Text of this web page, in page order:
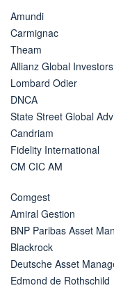
Amundi
Carmignac
Theam
Allianz Global Investors
Lombard Odier
DNCA
State Street Global
Candriam
Fidelity International
CM CIC AM
Comgest
Amiral Gestion
BNP Paribas Asset
Blackrock
Deutsche Asset
Edmond de Rothschild